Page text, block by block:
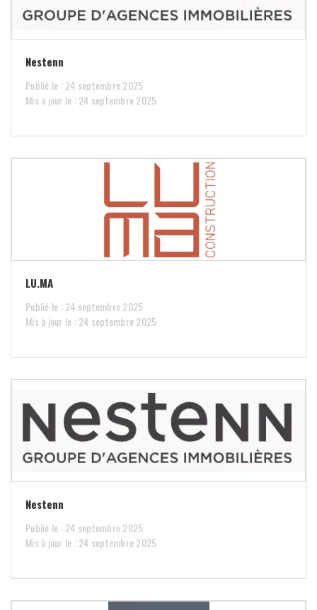
Nestenn
Publié le : 24 septembre 2025
Mis à jour le : 24 septembre 2025
LU.MA
Publié le : 24 septembre 2025
Mis à jour le : 24 septembre 2025
Nestenn
Publié le : 24 septembre 2025
Mis à jour le : 24 septembre 2025